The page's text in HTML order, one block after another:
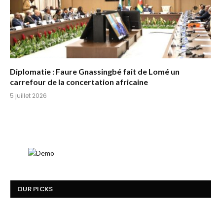
Diplomatie : Faure Gnassingbé fait de Lomé un
carrefour de la concertation africaine
5 juillet 2026
OUR PICKS